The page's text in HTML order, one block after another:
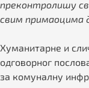
преконтролишу
свим примаоцима
Хуманитарне и
одговорног
за комуналну